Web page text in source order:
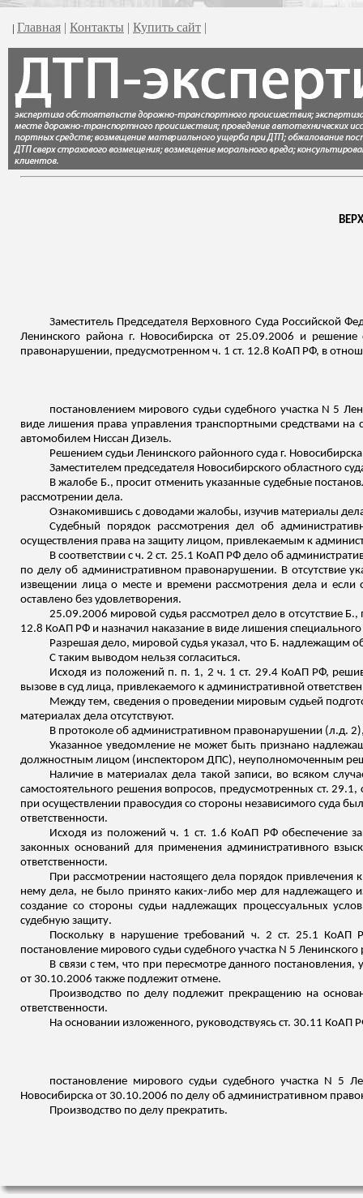
| Главная | Контакты | Купить сайт |
Заместитель Председателя Верховного Суда Российской
Ленинского района г. Новосибирска от 25.09.2006 и
правонарушении, предусмотренном ч. 1 ст. 12.8 КоАП РФ, в
постановлением мирового судьи судебного участка N 5
виде лишения права управления транспортными средствами
автомобилем Ниссан Дизель.
Решением судьи Ленинского районного суда г.
Заместителем председателя Новосибирского областного
В жалобе Б., просит отменить указанные судебные
рассмотрении дела.
Ознакомившись с доводами жалобы, изучив материалы
Судебный порядок рассмотрения дел об
осуществления права на защиту лицом, привлекаемым к
В соответствии с ч. 2 ст. 25.1 КоАП РФ дело об
по делу об административном правонарушении. В отсутствие
извещении лица о месте и времени рассмотрения дела и если
оставлено без удовлетворения.
25.09.2006 мировой судья рассмотрел дело в отсутствие
12.8 КоАП РФ и назначил наказание в виде лишения
Разрешая дело, мировой судья указал, что Б. надлежащим
С таким выводом нельзя согласиться.
Исходя из положений п. п. 1, 2 ч. 1 ст. 29.4 КоАП РФ,
вызове в суд лица, привлекаемого к административной
Между тем, сведения о проведении мировым судьей
материалах дела отсутствуют.
В протоколе об административном правонарушении (л.д.
Указанное уведомление не может быть признано
должностным лицом (инспектором ДПС), неуполномоченным
Наличие в материалах дела такой записи, во всяком
самостоятельного решения вопросов, предусмотренных ст.
при осуществлении правосудия со стороны независимого суда
ответственности.
Исходя из положений ч. 1 ст. 1.6 КоАП РФ обеспечение
законных оснований для применения административного
ответственности.
При рассмотрении настоящего дела порядок привлечения
нему дела, не было принято каких-либо мер для надлежащего
создание со стороны судьи надлежащих процессуальных
судебную защиту.
Поскольку в нарушение требований ч. 2 ст. 25.1 КоАП
постановление мирового судьи судебного участка N 5
В связи с тем, что при пересмотре данного
от 30.10.2006 также подлежит отмене.
Производство по делу подлежит прекращению на
ответственности.
На основании изложенного, руководствуясь ст. 30.11 КоАП
постановление мирового судьи судебного участка N 5
Новосибирска от 30.10.2006 по делу об административном
Производство по делу прекратить.